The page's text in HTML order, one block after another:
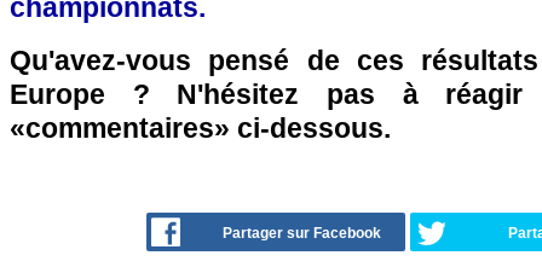
championnats.
Qu'avez-vous pensé de ces
Europe ? N'hésitez pas à réagir
«commentaires» ci-dessous.
Partager sur Facebook